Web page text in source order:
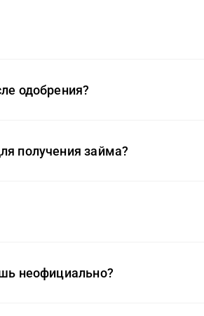
одобрения?
получения займа?
неофициально?